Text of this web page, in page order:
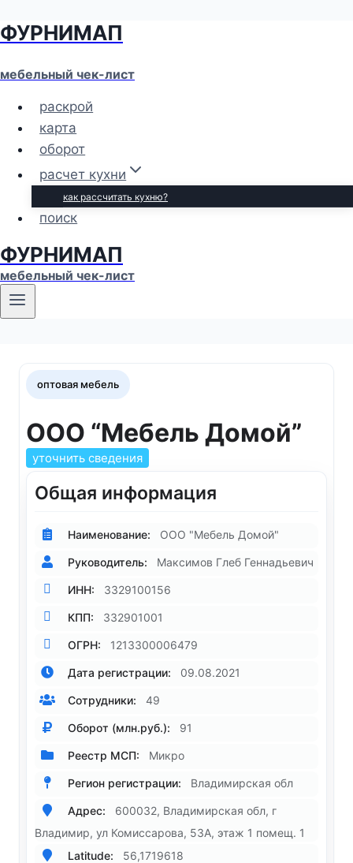
Перейти
содержимому
ФУРНИМАП
мебельный чек-лист
раскрой
карта
оборот
расчет кухни
как рассчитать кухню?
поиск
ФУРНИМАП
мебельный чек-лист
оптовая мебель
ООО “Мебель Домой”
уточнить сведения
Общая информация
Наименование: ООО "Мебель Домой"
Руководитель: Максимов Глеб Геннадьевич
ИНН: 3329100156
КПП: 332901001
ОГРН: 1213300006479
Дата регистрации: 09.08.2021
Сотрудники: 49
Оборот (млн.руб.): 91
Реестр МСП: Микро
Регион регистрации: Владимирская обл
Адрес:
600032, Владимирская обл, г
Владимир, ул Комиссарова, 53А, этаж 1 помещ. 1
Latitude:
56,1719618